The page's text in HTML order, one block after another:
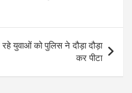
n
रहे युवाओं को पुलिस ने दौड़ा दौड़ा
कर पीटा